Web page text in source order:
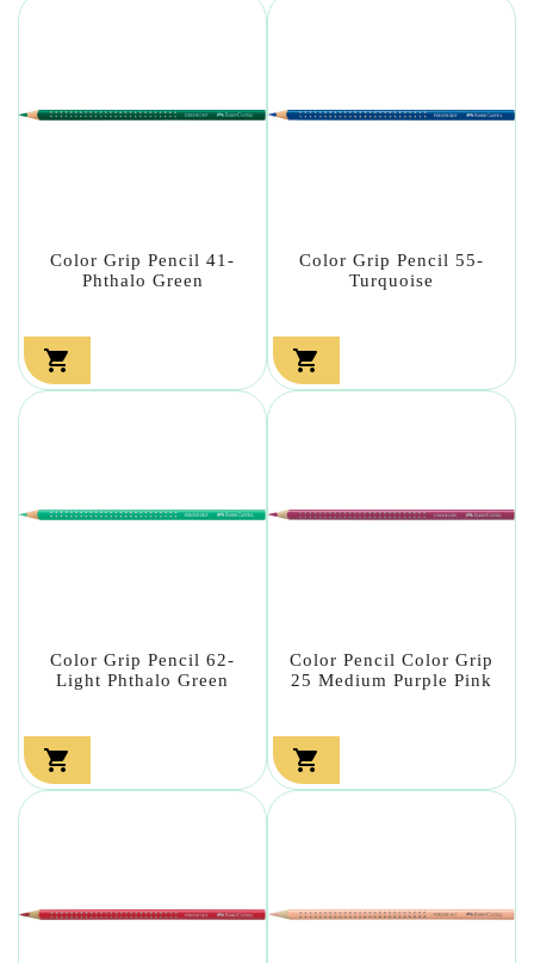
Color Grip Pencil 41-
Phthalo Green

Color Grip Pencil 55-
Turquoise

Color Grip Pencil 62-
Light Phthalo Green

Color Pencil Color Grip
25 Medium Purple Pink
